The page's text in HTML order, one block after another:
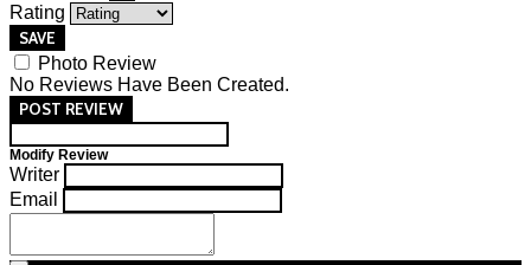
Rating
SAVE
Photo Review
No Reviews Have Been Created.
POST REVIEW
Modify Review
Writer
Email